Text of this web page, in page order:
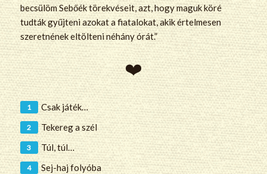
becsülöm Sebőék törekvéseit, azt, hogy maguk köré
tudták gyűjteni azokat a fiatalokat, akik értelmesen
szeretnének eltölteni néhány órát.”
Csak játék…
Tekereg a szél
Túl, túl…
Sej-haj folyóba